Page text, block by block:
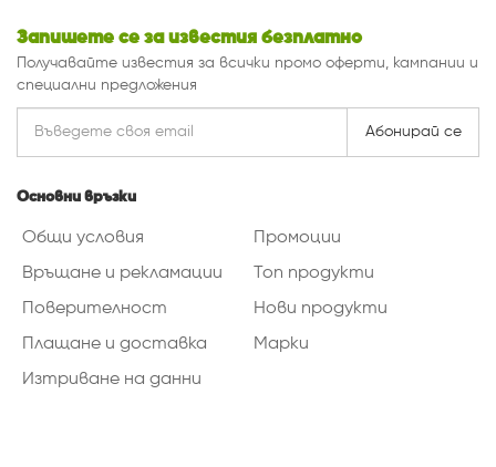
Запишете се за известия безплатно
Получавайте известия за всички промо оферти, кампании и
специални предложения
Абонирай се
Основни връзки
Общи условия
Връщане и рекламации
Поверителност
Плащане и доставка
Изтриване на данни
Промоции
Топ продукти
Нови продукти
Марки